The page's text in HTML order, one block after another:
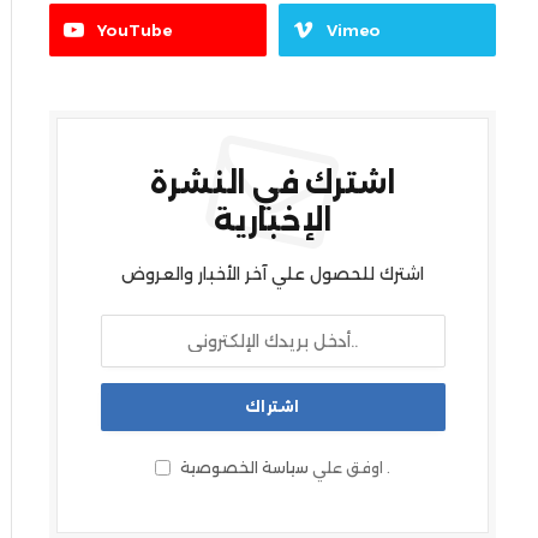
YouTube Vimeo
اشترك في النشرة
الإخبارية
اشترك للحصول علي آخر الأخبار والعروض
اوفق علي سياسة الخصوصية .